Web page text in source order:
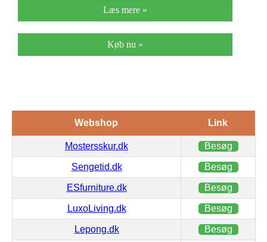
Læs mere »
Køb nu »
Webshop Link
Mostersskur.dk Besøg
Sengetid.dk Besøg
ESfurniture.dk Besøg
LuxoLiving.dk Besøg
Lepong.dk Besøg